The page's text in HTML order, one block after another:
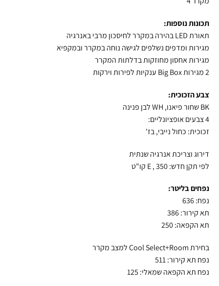
תכונות נוספות:
תאורת LED בהירה במקרר לחיסכון מרבי באנרגיה
מגירות ומדפים נשלפים לגישה נוחה במקרר ובמקפיא
מגירות אחסון מחוזקות בדלתות המקרר
2 מגירות Big Box ענקיות לפירות וירקות
צבע הזכוכית:
BK שחור פיאנו, WH לבן פנינה
4 צבעים אופציונליים:
זכוכית: כחול נייבי, בז'
דירוג וצריכת אנרגיה שנתית
לפי תקן חדש: E , 350 קו"ט
נפחים בליטר:
נפח: 636
תא קירור: 386
תא הקפאה: 250
בחירת Cool Select+Room למצב מקרר
נפח תא קירור: 511
נפח תא הקפאה שמאלי: 125